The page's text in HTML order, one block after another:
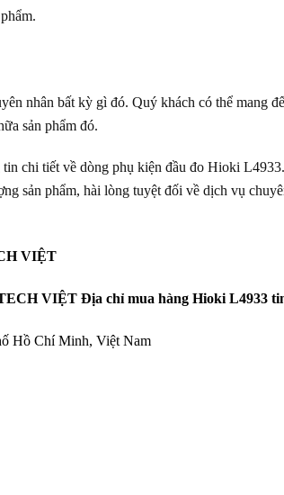
nhân bất kỳ gì đó. Quý khách có thể mang
sản phẩm đó.
chi tiết về dòng phụ kiện đầu đo Hioki
sản phẩm, hài lòng tuyệt đối về dịch vụ
VIỆT
VIỆT Địa chỉ mua hàng Hioki L4933
Hồ Chí Minh, Việt Nam